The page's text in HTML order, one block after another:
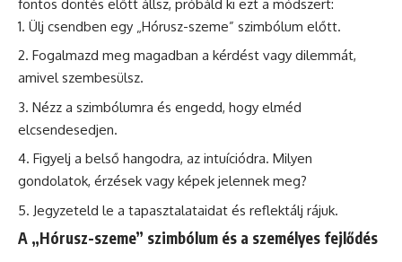
fontos döntés előtt állsz, próbáld ki ezt a módszert:
Ülj csendben egy „Hórusz-szeme” szimbólum előtt.
Fogalmazd meg magadban a kérdést vagy dilemmát,
amivel szembesülsz.
Nézz a szimbólumra és engedd, hogy elméd
elcsendesedjen.
Figyelj a belső hangodra, az intuíciódra. Milyen
gondolatok, érzések vagy képek jelennek meg?
Jegyzeteld le a tapasztalataidat és reflektálj rájuk.
A „Hórusz-szeme” szimbólum és a személyes fejlődés